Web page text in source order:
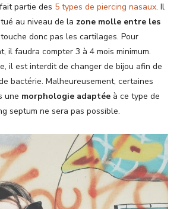
partie des 5 types de piercing nasaux. Il
au niveau de la zone molle entre les
donc pas les cartilages. Pour
il faudra compter 3 à 4 mois minimum.
il est interdit de changer de bijou afin de
bactérie. Malheureusement, certaines
une morphologie adaptée à ce type de
septum ne sera pas possible.